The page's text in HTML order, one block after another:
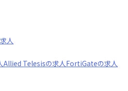
人
Allied Telesisの求人FortiGateの求人